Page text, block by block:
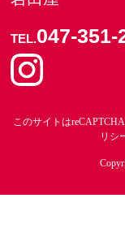
TEL.047-351-
このサイトは
リシ